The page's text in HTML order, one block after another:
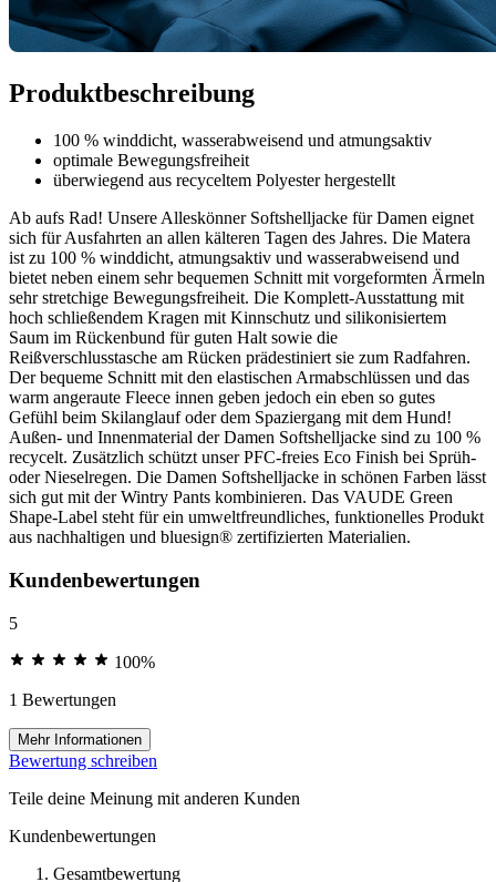
Produktbeschreibung
100 % winddicht, wasserabweisend und atmungsaktiv
optimale Bewegungsfreiheit
überwiegend aus recyceltem Polyester hergestellt
Ab aufs Rad! Unsere Alleskönner Softshelljacke für Damen eignet
sich für Ausfahrten an allen kälteren Tagen des Jahres. Die Matera
ist zu 100 % winddicht, atmungsaktiv und wasserabweisend und
bietet neben einem sehr bequemen Schnitt mit vorgeformten Ärmeln
sehr stretchige Bewegungsfreiheit. Die Komplett-Ausstattung mit
hoch schließendem Kragen mit Kinnschutz und silikonisiertem
Saum im Rückenbund für guten Halt sowie die
Reißverschlusstasche am Rücken prädestiniert sie zum Radfahren.
Der bequeme Schnitt mit den elastischen Armabschlüssen und das
warm angeraute Fleece innen geben jedoch ein eben so gutes
Gefühl beim Skilanglauf oder dem Spaziergang mit dem Hund!
Außen- und Innenmaterial der Damen Softshelljacke sind zu 100 %
recycelt. Zusätzlich schützt unser PFC-freies Eco Finish bei Sprüh-
oder Nieselregen. Die Damen Softshelljacke in schönen Farben lässt
sich gut mit der Wintry Pants kombinieren. Das VAUDE Green
Shape-Label steht für ein umweltfreundliches, funktionelles Produkt
aus nachhaltigen und bluesign® zertifizierten Materialien.
Kundenbewertungen
5
100%
1 Bewertungen
Mehr Informationen
Bewertung schreiben
Teile deine Meinung mit anderen Kunden
Kundenbewertungen
Gesamtbewertung